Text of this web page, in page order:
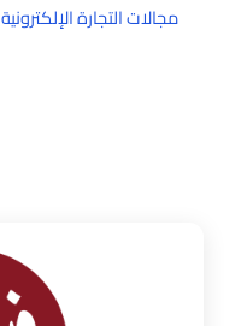
مجالات التجارة الإلكترونية